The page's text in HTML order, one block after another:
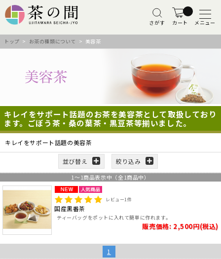
さがす カート メニュー
トップ > お茶の種類について > 美容茶
キレイをサポート話題のお茶を美容茶として取扱しており
ます。ごぼう茶・桑の葉茶・黒豆茶等揃いました。
キレイをサポート話題の美容茶
並び替え 絞り込み
1 ～ 1商品表示中（全 1商品中）
レビュー1件
国産黒番茶
ティーバッグをポットに入れて簡単に作れます。
販売価格: 2,500円(税込)
1